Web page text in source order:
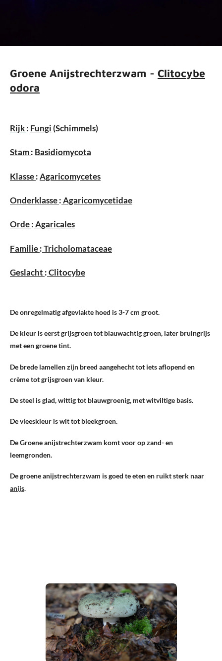
Groene Anijstrechterzwam - Clitocybe
odora
Rijk: Fungi (Schimmels)
Stam: Basidiomycota
Klasse:Agaricomycetes
Onderklasse:Agaricomycetidae
Orde:Agaricales
Familie:Tricholomataceae
Geslacht :Clitocybe
De onregelmatig afgevlakte hoed is 3-7 cm groot.
De kleur is eerst grijsgroen tot blauwachtig groen, later bruingrijs
met een groene tint.
De brede lamellen zijn breed aangehecht tot iets aflopend en
crème tot grijsgroen van kleur.
De steel is glad, wittig tot blauwgroenig, met witviltige basis.
De vleeskleur is wit tot bleekgroen.
De Groene anijstrechterzwam komt voor op zand- en
leemgronden.
De groene anijstrechterzwam is goed te eten en ruikt sterk naar
anijs.